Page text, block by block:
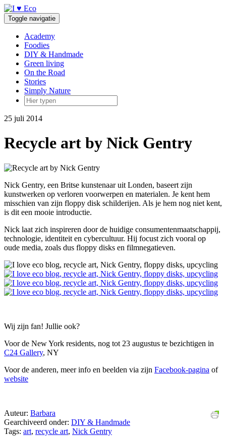
Doorgaan
naar
inhoud
Toggle navigatie
Academy
Foodies
DIY & Handmade
Green living
On the Road
Stories
Simply Nature
25 juli 2014
Recycle art by Nick Gentry
Nick Gentry, een Britse kunstenaar uit Londen, baseert zijn
kunstwerken op verloren voorwerpen en materialen. Je kent hem
misschien van zijn floppy disk schilderijen. Als je hem nog niet kent,
is dit een mooie introductie.
Nick laat zich inspireren door de huidige consumentenmaatschappij,
technologie, identiteit en cybercultuur. Hij focust zich vooral op
oude media, zoals dus floppy disks en filmnegatieven.
Wij zijn fan! Jullie ook?
Voor de New York residents, nog tot 23 augustus te bezichtigen in
C24 Gallery, NY
Voor de anderen, meer info en beelden via zijn Facebook-pagina of
website
Auteur: Barbara
Gearchiveerd onder: DIY & Handmade
Tags: art, recycle art, Nick Gentry